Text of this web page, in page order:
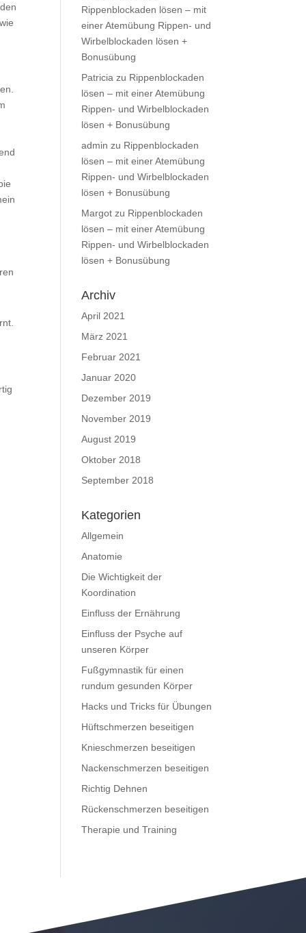
Rippenblockaden lösen – mit
einer Atemübung Rippen- und
Wirbelblockaden lösen +
Bonusübung
Patricia zu Rippenblockaden
lösen – mit einer Atemübung
Rippen- und Wirbelblockaden
lösen + Bonusübung
admin zu Rippenblockaden
lösen – mit einer Atemübung
Rippen- und Wirbelblockaden
lösen + Bonusübung
Margot zu Rippenblockaden
lösen – mit einer Atemübung
Rippen- und Wirbelblockaden
lösen + Bonusübung
Archiv
April 2021
März 2021
Februar 2021
Januar 2020
Dezember 2019
November 2019
August 2019
Oktober 2018
September 2018
Kategorien
Allgemein
Anatomie
Die Wichtigkeit der
Koordination
Einfluss der Ernährung
Einfluss der Psyche auf
unseren Körper
Fußgymnastik für einen
rundum gesunden Körper
Hacks und Tricks für Übungen
Hüftschmerzen beseitigen
Knieschmerzen beseitigen
Nackenschmerzen beseitigen
Richtig Dehnen
Rückenschmerzen beseitigen
Therapie und Training